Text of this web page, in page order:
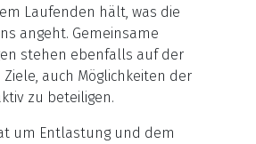
Laufenden hält, was die
angeht. Gemeinsame
stehen ebenfalls auf der
auch Möglichkeiten der
zu beteiligen.
um Entlastung und dem